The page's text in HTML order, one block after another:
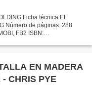
Ficha técnica EL
Número de páginas: 288
FB2 ISBN:
EN MADERA
CHRIS PYE